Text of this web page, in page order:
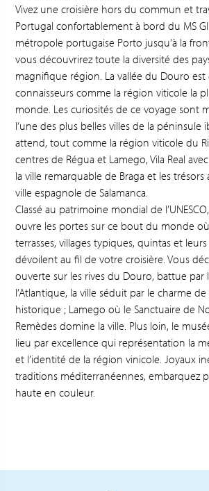
Vivez une croisière hors du commun et
Portugal confortablement à bord du MS
métropole portugaise Porto jusqu’à la
vous découvrirez toute la diversité des
magnifique région. La vallée du Douro est
connaisseurs comme la région viticole la
monde. Les curiosités de ce voyage sont
l’une des plus belles villes de la péninsule
attend, tout comme la région viticole du
centres de Régua et Lamego, Vila Real
la ville remarquable de Braga et les trésors
ville espagnole de Salamanca.
Classé au patrimoine mondial de
ouvre les portes sur ce bout du monde
terrasses, villages typiques, quintas et
dévoilent au fil de votre croisière. Vous
ouverte sur les rives du Douro, battue par
l’Atlantique, la ville séduit par le charme
historique ; Lamego où le Sanctuaire de
Remèdes domine la ville. Plus loin, le
lieu par excellence qui représentation la
et l’identité de la région vinicole. Joyaux
traditions méditerranéennes, embarquez
haute en couleur.